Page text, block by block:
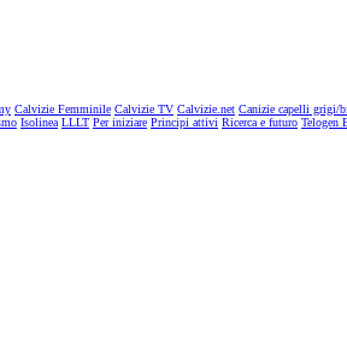
Calvizie Femminile Calvizie TV Calvizie.net Canizie capelli grigi/
Isolinea LLLT Per iniziare Principi attivi Ricerca e futuro Telogen